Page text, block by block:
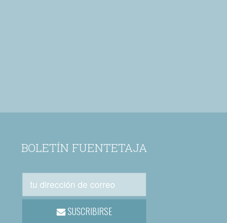
BOLETÍN FUENTETAJA
SUSCRIBIRSE